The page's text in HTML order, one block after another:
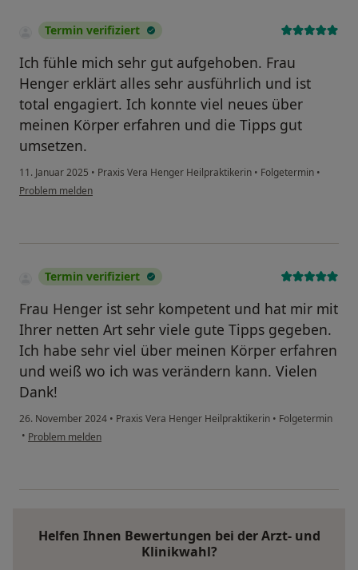
Termin verifiziert
Ich fühle mich sehr gut aufgehoben. Frau
Henger erklärt alles sehr ausführlich und ist
total engagiert. Ich konnte viel neues über
meinen Körper erfahren und die Tipps gut
umsetzen.
11. Januar 2025 • Praxis Vera Henger Heilpraktikerin • Folgetermin •
Problem melden
Termin verifiziert
Frau Henger ist sehr kompetent und hat mir mit
Ihrer netten Art sehr viele gute Tipps gegeben.
Ich habe sehr viel über meinen Körper erfahren
und weiß wo ich was verändern kann. Vielen
Dank!
26. November 2024 • Praxis Vera Henger Heilpraktikerin • Folgetermin
• Problem melden
Helfen Ihnen Bewertungen bei der Arzt- und
Klinikwahl?